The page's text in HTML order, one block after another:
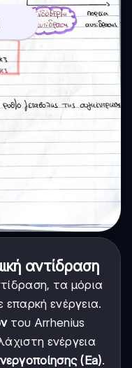
αντίδραση
τα μόρια
ενέργεια.
του Arrhenius
ενέργεια
(Ea).